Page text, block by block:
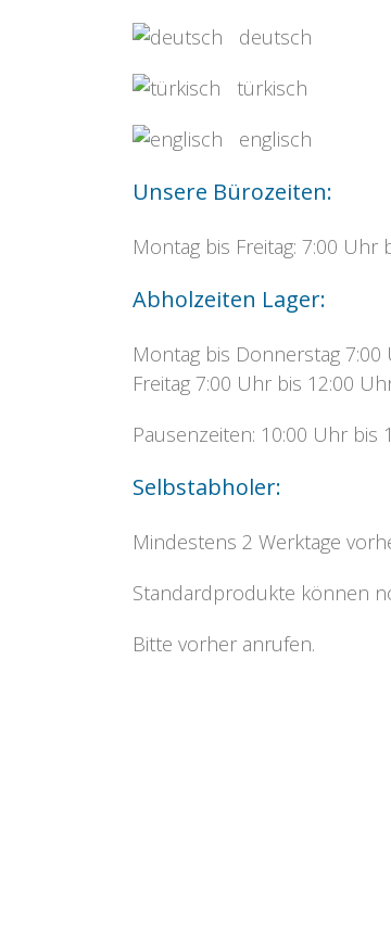
deutsch
türkisch
englisch
Unsere Bürozeiten:
Montag bis Freitag: 7:00 Uhr
Abholzeiten Lager:
Montag bis Donnerstag
Freitag 7:00 Uhr bis 12:00
Pausenzeiten: 10:00 Uhr bis
Selbstabholer:
Mindestens 2 Werktage
Standardprodukte können
Bitte vorher anrufen.